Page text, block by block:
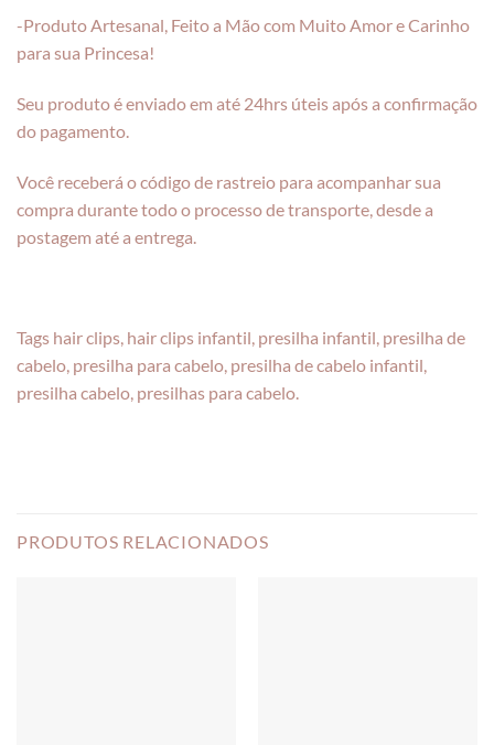
-Produto Artesanal, Feito a Mão com Muito Amor e Carinho
para sua Princesa!
Seu produto é enviado em até 24hrs úteis após a confirmação
do pagamento.
Você receberá o código de rastreio para acompanhar sua
compra durante todo o processo de transporte, desde a
postagem até a entrega.
Tags hair clips, hair clips infantil, presilha infantil, presilha de
cabelo, presilha para cabelo, presilha de cabelo infantil,
presilha cabelo, presilhas para cabelo.
PRODUTOS RELACIONADOS